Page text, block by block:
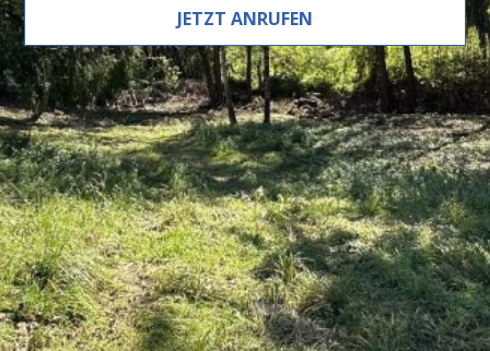
Beschreibung
Eine wahre Wohlfühloase in
bester Grazer Lage –
Grundstück mit
Baubewilligung!
Sie träumen von einemeigenen Haus in exklusiver
JETZT ANRUFEN